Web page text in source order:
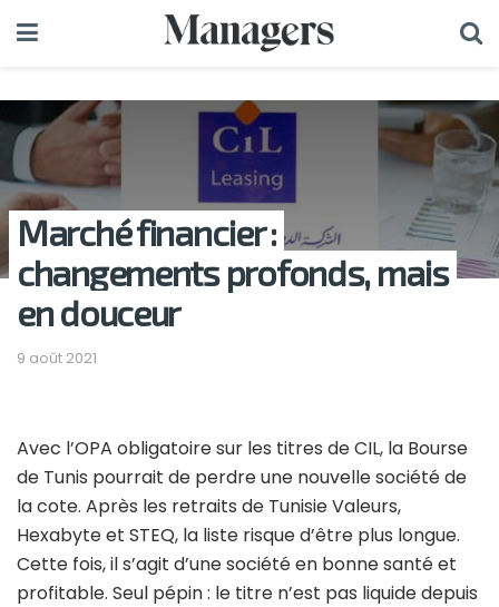
Marché financier :
changements profonds, mais
en douceur
9 août 2021
Avec l’OPA obligatoire sur les titres de CIL, la Bourse
de Tunis pourrait de perdre une nouvelle société de
la cote. Après les retraits de Tunisie Valeurs,
Hexabyte et STEQ, la liste risque d’être plus longue.
Cette fois, il s’agit d’une société en bonne santé et
profitable. Seul pépin : le titre n’est pas liquide depuis